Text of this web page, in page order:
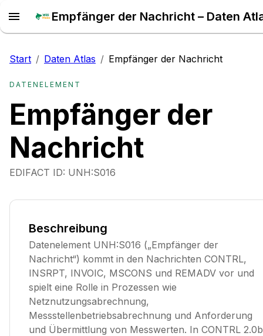
Empfänger der Nachricht – Daten
Start / Daten Atlas / Empfänger der Nachricht
DATENELEMENT
Empfänger der
Nachricht
EDIFACT ID: UNH:S016
Beschreibung
Datenelement UNH:S016 („Empfänger der
Nachricht“) kommt in den Nachrichten CONTRL,
INSRPT, INVOIC, MSCONS und REMADV vor und
spielt eine Rolle in Prozessen wie
Netznutzungsabrechnung,
Messstellenbetriebsabrechnung und Anforderung
und Übermittlung von Messwerten. In CONTRL 2.0b